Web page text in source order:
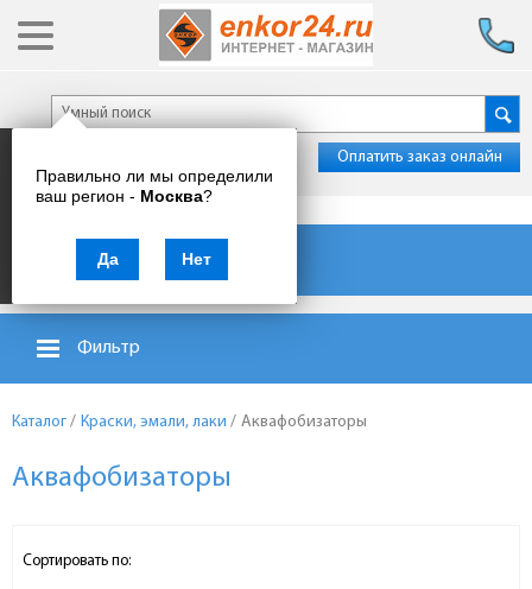
Правильно ли мы определили
ваш регион - Москва?
Да Нет
Оплатить заказ онлайн
Каталог товаров
Фильтр
Каталог / Краски, эмали, лаки / Аквафобизаторы
Аквафобизаторы
Сортировать по: